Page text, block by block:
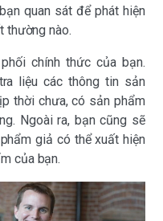
quan sát để phát hiện
thường nào.
chính thức của bạn.
liệu các thông tin sản
thời chưa, có sản phẩm
Ngoài ra, bạn cũng sẽ
giả có thể xuất hiện
của bạn.